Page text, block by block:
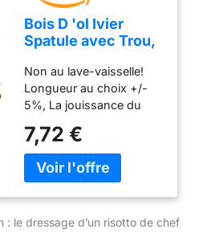
BRÛLE PAS,
CONTRAIREMENT AU
BEURRE : Le beurre
classique brûle dès
150°C. Le ghee,
débarrassé de ses
l'eau, est stable jusqu'à
250°C - idéal pour griller,
frire, rôtir et sauter à
haute température sans
oxydation ni goût amer.
POUR LES
L'alliage du bois et de
l'acier inoxydable rend
l'ustensile de cuisine très
COMPOSITION : Acier
inoxydable, Bois de hêtre
DIMENSIONS : 34 x 6,5
x 1,5 cm ENTRETIEN :
Lavage à la main et au
savon
Bois D 'ol Ivier
Spatule avec Trou,
Ab Environ 25cm -
25 cm
Non au lave-vaisselle!
Longueur au choix +/-
5%, La jouissance du
bois restera aussi
longtemps que possible
en facilement laver la
tiède et un détergent,
7,72 €
: le dressage d’un risotto de chef